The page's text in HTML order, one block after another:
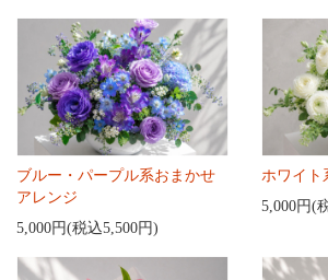
ブルー・パープル系おまかせ
アレンジ
5,000円(税込5,500円)
ホワイト
5,000円(